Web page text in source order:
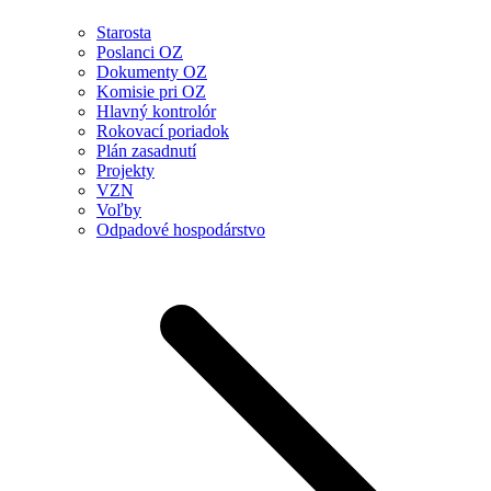
Starosta
Poslanci OZ
Dokumenty OZ
Komisie pri OZ
Hlavný kontrolór
Rokovací poriadok
Plán zasadnutí
Projekty
VZN
Voľby
Odpadové hospodárstvo